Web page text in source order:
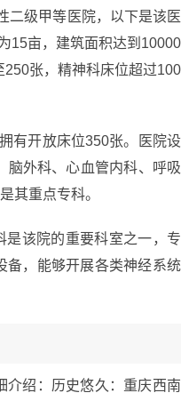
二级甲等医院，以下是该医
15亩，建筑面积达到10000
张，精神科床位超过100
有开放床位350张。医院设
脑外科、心血管内科、呼吸
其重点专科。
该院的重要科室之一，专
备，能够开展各类神经系统
介绍：历史悠久：重庆西南